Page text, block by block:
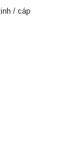
/ cáp